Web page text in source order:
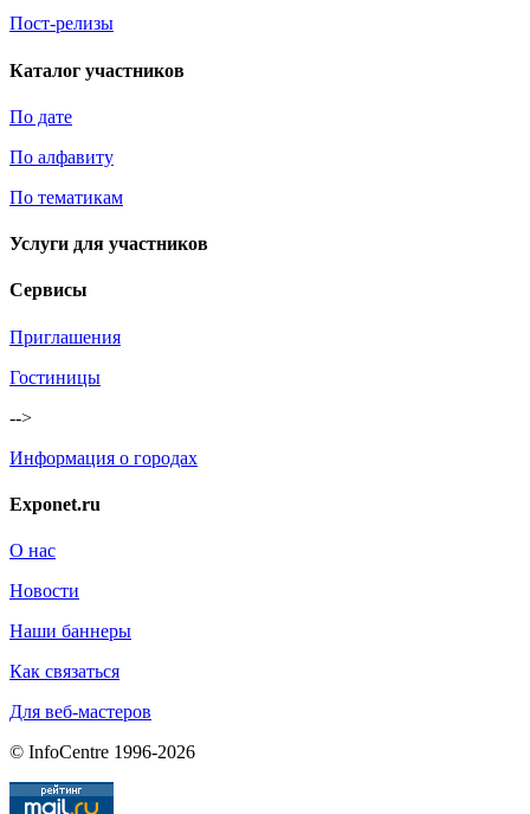
Пост-релизы
Каталог участников
По дате
По алфавиту
По тематикам
Услуги для участников
Сервисы
Приглашения
Гостиницы
-->
Информация о городах
Exponet.ru
О нас
Новости
Наши баннеры
Как связаться
Для веб-мастеров
© InfoCentre 1996-2026